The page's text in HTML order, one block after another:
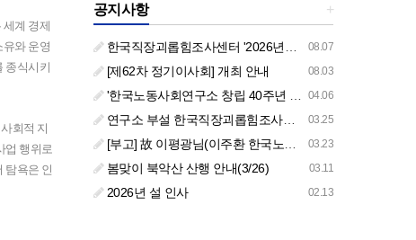
계 경제
와 운영
종식시키
회적 지
업 행위로
탐욕은 인
+
공지사항
08.07
한국직장괴롭힘조사센터 '2026년도 하반기 주요 사업 안내' (교육/컨설팅)
08.03
[제62차 정기이사회] 개최 안내
04.06
'한국노동사회연구소 창립 40주년 기념 행사 안내'
03.25
연구소 부설 한국직장괴롭힘조사센터 '2026년도 주요 사업 안내' (교육/컨설팅)
03.23
[부고] 故 이평광님(이주환 한국노동사회연구소 부소장 부친상)
03.11
봄맞이 북악산 산행 안내(3/26)
02.13
2026년 설 인사